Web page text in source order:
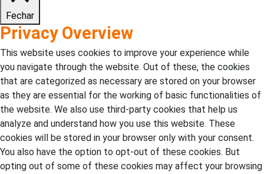
Fechar
Privacy Overview
This website uses cookies to improve your experience while
you navigate through the website. Out of these, the cookies
that are categorized as necessary are stored on your browser
as they are essential for the working of basic functionalities of
the website. We also use third-party cookies that help us
analyze and understand how you use this website. These
cookies will be stored in your browser only with your consent.
You also have the option to opt-out of these cookies. But
opting out of some of these cookies may affect your browsing